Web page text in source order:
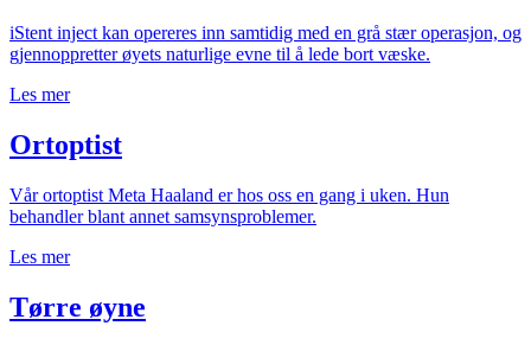
iStent inject kan opereres inn samtidig med en grå stær operasjon, og
gjennoppretter øyets naturlige evne til å lede bort væske.
Les mer
Ortoptist
Vår ortoptist Meta Haaland er hos oss en gang i uken. Hun
behandler blant annet samsynsproblemer.
Les mer
Tørre øyne